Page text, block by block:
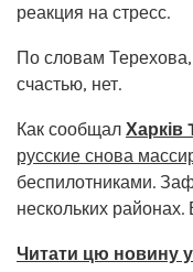
реакция на стресс.
По словам
счастью, нет.
Как сообщал Харків
русские снова
беспилотниками.
нескольких
Читати цю новину